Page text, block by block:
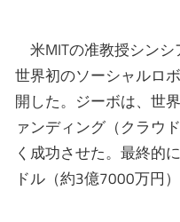
米MITの准教授シン
世界初のソーシャルロ
開した。ジーボは、世
ァンディング（クラウ
く成功させた。最終的
ドル（約3億7000万円）